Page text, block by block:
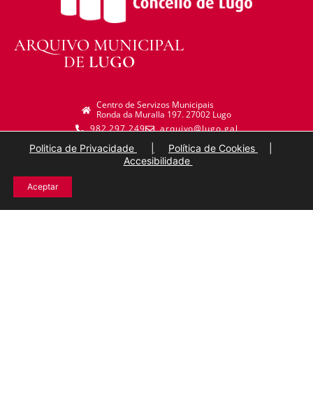
ARQUIVO MUNICIPAL
DE LUGO
Centro de Servizos Municipais
Ronda da Muralla 197. 27002 Lugo
982 297 249
arquivo@lugo.gal
Politica de Privacidade
Política de Cookies
Accesibilidade
Aceptar